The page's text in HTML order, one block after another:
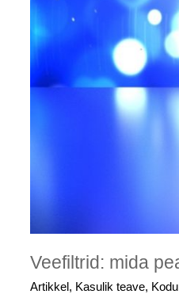
Veefiltrid: mida
Artikkel, Kasulik teave,